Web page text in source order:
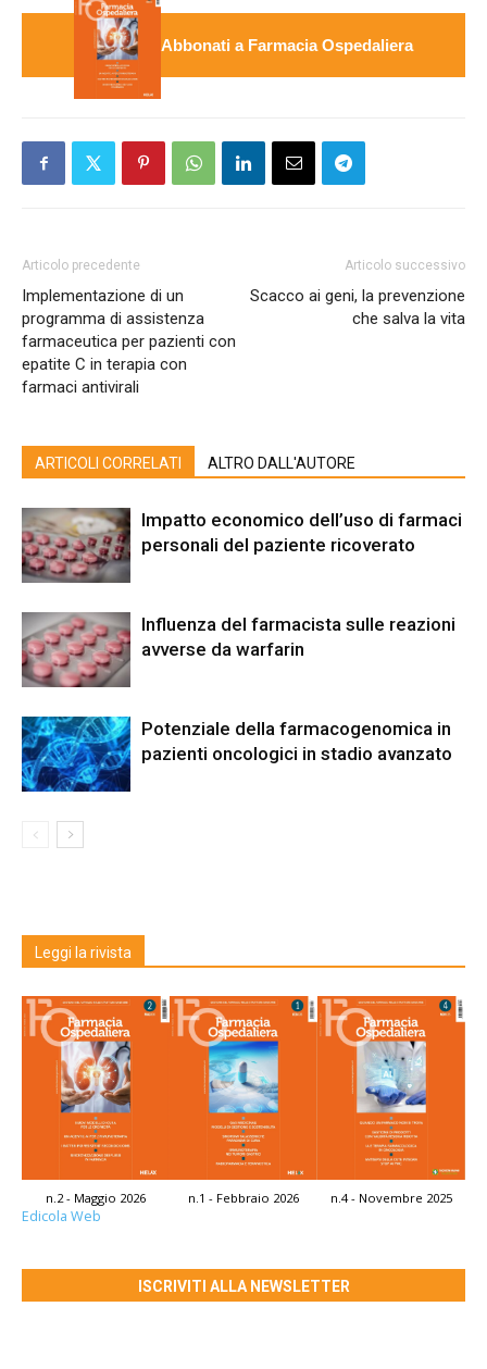
Abbonati a Farmacia Ospedaliera
Articolo precedente
Implementazione di un
programma di assistenza
farmaceutica per pazienti con
epatite C in terapia con
farmaci antivirali
Articolo successivo
Scacco ai geni, la prevenzione
che salva la vita
ARTICOLI CORRELATI ALTRO DALL'AUTORE
Impatto economico dell’uso di farmaci
personali del paziente ricoverato
Influenza del farmacista sulle reazioni
avverse da warfarin
Potenziale della farmacogenomica in
pazienti oncologici in stadio avanzato
Leggi la rivista
n.2 - Maggio 2026 n.1 - Febbraio 2026 n.4 - Novembre 2025
Edicola Web
ISCRIVITI ALLA NEWSLETTER